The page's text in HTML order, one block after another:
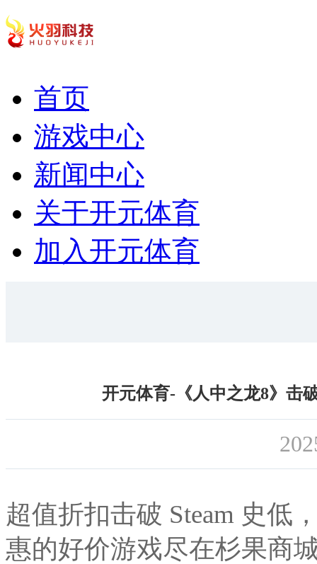
首页
游戏中心
新闻中心
关于开元体育
加入开元体育
开元体育-《人中之龙8》击
超值折扣击破 Steam 史低
惠的好价游戏尽在杉果商